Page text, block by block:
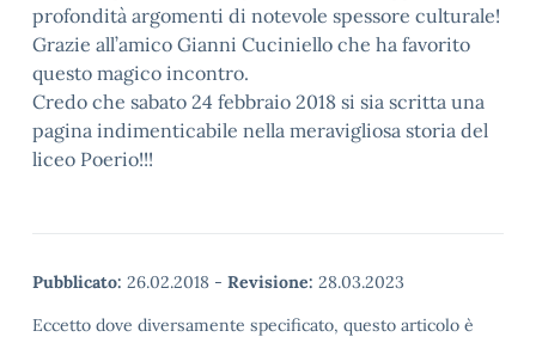
profondità argomenti di notevole spessore culturale!
Grazie all’amico Gianni Cuciniello che ha favorito
questo magico incontro.
Credo che sabato 24 febbraio 2018 si sia scritta una
pagina indimenticabile nella meravigliosa storia del
liceo Poerio!!!
Pubblicato: 26.02.2018 - Revisione: 28.03.2023
Eccetto dove diversamente specificato, questo articolo è